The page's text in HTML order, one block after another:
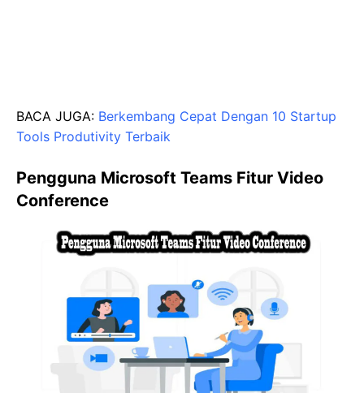
BACA JUGA: Berkembang Cepat Dengan 10 Startup
Tools Produtivity Terbaik
Pengguna Microsoft Teams Fitur Video
Conference